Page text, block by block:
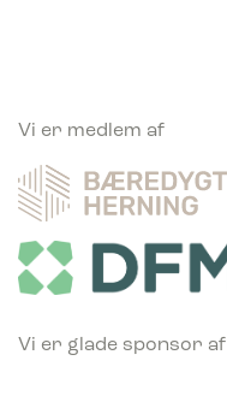
Vi er medlem af
Vi er glade sponsor af